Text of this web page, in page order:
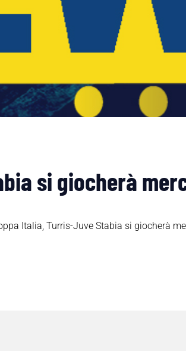
si giocherà
Italia, Turris-Juve Stabia si giocherà